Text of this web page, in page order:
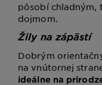
pôsobí chladným,
dojmom.
Žily na zápästí
Dobrým
na vnútornej
ideálne na